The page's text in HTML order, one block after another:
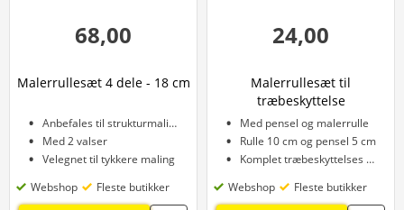
68,00
Malerrullesæt 4 dele - 18 cm
Anbefales til strukturmaling
Med 2 valser
Velegnet til tykkere maling
Webshop
Fleste butikker
24,00
Malerrullesæt til
træbeskyttelse
Med pensel og malerrulle
Rulle 10 cm og pensel 5 cm
Komplet træbeskyttelses sæt
Webshop
Fleste butikker